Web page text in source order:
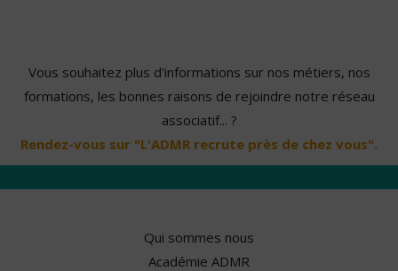
Vous souhaitez plus d'informations sur nos métiers, nos
formations, les bonnes raisons de rejoindre notre réseau
associatif... ?
Rendez-vous sur "L'ADMR recrute près de chez vous".
Qui sommes nous
Académie ADMR